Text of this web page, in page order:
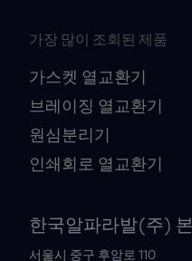
가장 많이 조회된 제품
가스켓 열교환기
브레이징 열교환기
원심분리기
인쇄회로 열교환기
한국알파라발(주)
서울시 중구 후암로 110